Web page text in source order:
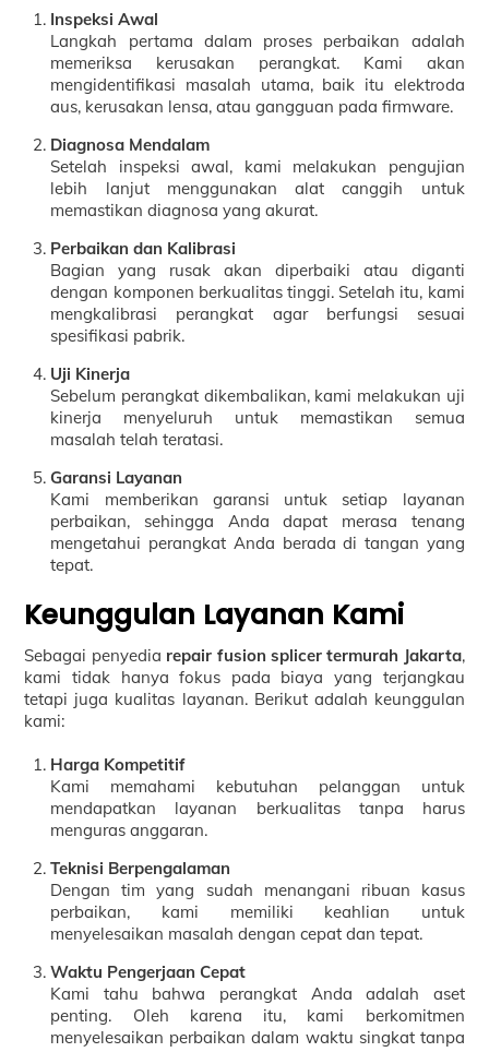
Inspeksi Awal
Langkah pertama dalam proses perbaikan adalah
memeriksa kerusakan perangkat. Kami akan
mengidentifikasi masalah utama, baik itu elektroda
aus, kerusakan lensa, atau gangguan pada firmware.
Diagnosa Mendalam
Setelah inspeksi awal, kami melakukan pengujian
lebih lanjut menggunakan alat canggih untuk
memastikan diagnosa yang akurat.
Perbaikan dan Kalibrasi
Bagian yang rusak akan diperbaiki atau diganti
dengan komponen berkualitas tinggi. Setelah itu, kami
mengkalibrasi perangkat agar berfungsi sesuai
spesifikasi pabrik.
Uji Kinerja
Sebelum perangkat dikembalikan, kami melakukan uji
kinerja menyeluruh untuk memastikan semua
masalah telah teratasi.
Garansi Layanan
Kami memberikan garansi untuk setiap layanan
perbaikan, sehingga Anda dapat merasa tenang
mengetahui perangkat Anda berada di tangan yang
tepat.
Keunggulan Layanan Kami
Sebagai penyedia repair fusion splicer termurah Jakarta,
kami tidak hanya fokus pada biaya yang terjangkau
tetapi juga kualitas layanan. Berikut adalah keunggulan
kami:
Harga Kompetitif
Kami memahami kebutuhan pelanggan untuk
mendapatkan layanan berkualitas tanpa harus
menguras anggaran.
Teknisi Berpengalaman
Dengan tim yang sudah menangani ribuan kasus
perbaikan, kami memiliki keahlian untuk
menyelesaikan masalah dengan cepat dan tepat.
Waktu Pengerjaan Cepat
Kami tahu bahwa perangkat Anda adalah aset
penting. Oleh karena itu, kami berkomitmen
menyelesaikan perbaikan dalam waktu singkat tanpa